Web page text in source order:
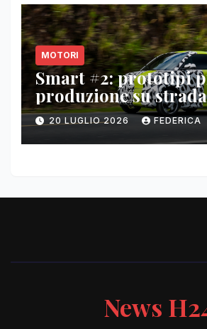
MOTORI
Smart #2: prototipi
produzione su
del paris motor
20 LUGLIO 2026 FEDERICA
News